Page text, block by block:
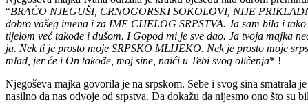
“BRAĆO NJEGUŠI, CRNOGORSKI SOKOLOVI, NIJE
dobro vašeg imena i za IME CIJELOG SRPSTVA. Ja sam bila i
tijelom već takođe i dušom. I Gopod mi je sve dao. Ja tvoja majka
ja. Nek ti je prosto moje SRPSKO MLIJEKO. Nek je prosto moje
mlad, jer će i On takođe, moj sine, naići u Tebi svog oličenja* !
Njegoševa majka govorila je na srpskom. Sebe i svog sina
nasilno da nas odvoje od srpstva. Da dokažu da nijesmo ono što su